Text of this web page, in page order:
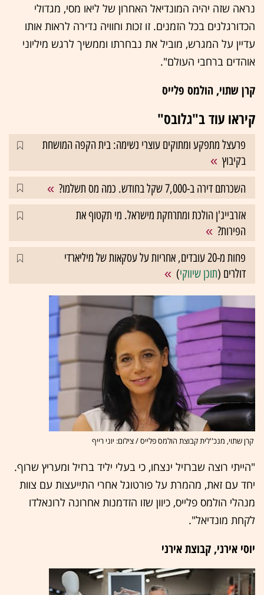
נראה שזה יהיה המונדיאל האחרון של ליאו מסי, מגדולי
הכדורגלנים בכל הזמנים. זו זכות וחוויה נדירה לראות אותו
עדיין על המגרש, מוביל את נבחרתו וממשיך לרגש מיליוני
אוהדים ברחבי העולם".
קרן שתוי, הולמס פלייס
קיראו עוד ב"גלובס"
פרעצל מתפקע ומתוקים עוצרי נשימה: בית הקפה המושחת
בקיבוץ
השכרתם דירה ב-7,000 שקל בחודש. כמה מס תשלמו?
אזרבייג'ן הולכת ומתרחקת מישראל. מי תקטוף את
הפירות?
פחות מ-20 עובדים, אחריות על עסקאות של מיליארדי
דולרים (תוכן שיווקי)
קרן שתוי, מנכ''לית קבוצת הולמס פלייס / צילום: יוני רייף
"הייתי רוצה שברזיל ינצחו, כי בעלי יליד ברזיל ומעריץ שרוף.
יחד עם זאת, מהמרת על פורטוגל אחרי התייעצות עם צוות
מנהלי הולמס פלייס, כיוון שזו הזדמנות אחרונה לרונאלדו
לקחת מונדיאל".
יוסי אירני, קבוצת אירני